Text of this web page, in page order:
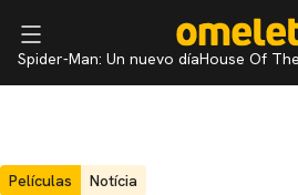
Spider-Man: Un nuevo díaHouse Of
Películas Notícia